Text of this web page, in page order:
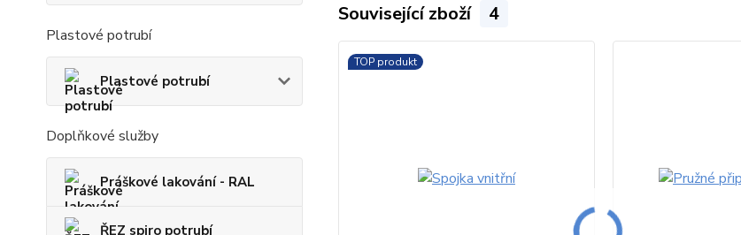
Plastové potrubí
Plastové potrubí
Doplňkové služby
Práškové lakování - RAL
ŘEZ spiro potrubí
Související zboží 4
TOP produkt